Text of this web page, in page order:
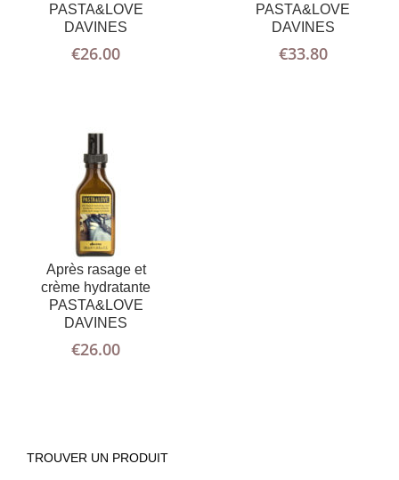
PASTA&LOVE
DAVINES
€26.00
PASTA&LOVE
DAVINES
€33.80
Après rasage et
crème hydratante
PASTA&LOVE
DAVINES
€26.00
TROUVER UN PRODUIT